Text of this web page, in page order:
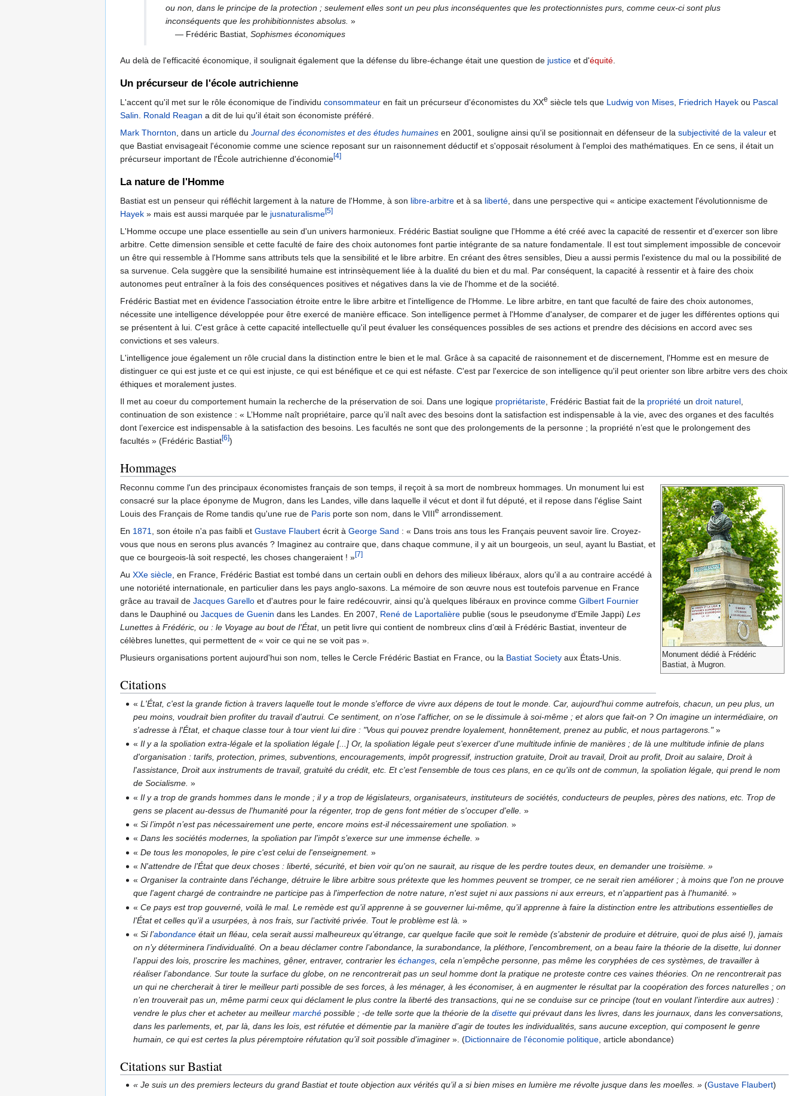
ou non, dans le principe de la protection ; seulement elles sont un peu plus inconséquentes que les protectionnistes purs, comme ceux-ci sont plus
inconséquents que les prohibitionnistes absolus. »
— Frédéric Bastiat, Sophismes économiques
Au delà de l'efficacité économique, il soulignait également que la défense du libre-échange était une question de justice et d'équité
Un précurseur de l'école autrichienne
L'accent qu'il met sur le rôle économique de l'individu consommateur en fait un précurseur d'économistes du XXe siècle tels que Ludwig von Mises Friedrich Hayek ou Pascal
Salin
Ronald Reagan a dit de lui qu'il était son économiste préféré.
Mark Thornton , dans un article du Journal des économistes et des études humaines en 2001, souligne ainsi qu'il se positionnait en défenseur de la subjectivité de la valeur et
que Bastiat envisageait l'économie comme une science reposant sur un raisonnement déductif et s'opposait résolument à l'emploi des mathématiques. En ce sens, il était un
précurseur important de l'École autrichienne d'économie[4]
La nature de l'Homme
Bastiat est un penseur qui réfléchit largement à la nature de l'Homme, à son libre-arbitre et à sa liberté, dans une perspective qui « anticipe exactement l'évolutionnisme de
Hayek » mais est aussi marquée par le jusnaturalisme[5]
L'Homme occupe une place essentielle au sein d'un univers harmonieux. Frédéric Bastiat souligne que l'Homme a été créé avec la capacité de ressentir et d'exercer son libre
arbitre. Cette dimension sensible et cette faculté de faire des choix autonomes font partie intégrante de sa nature fondamentale. Il est tout simplement impossible de concevoir
un être qui ressemble à l'Homme sans attributs tels que la sensibilité et le libre arbitre. En créant des êtres sensibles, Dieu a aussi permis l'existence du mal ou la possibilité de
sa survenue. Cela suggère que la sensibilité humaine est intrinsèquement liée à la dualité du bien et du mal. Par conséquent, la capacité à ressentir et à faire des choix
autonomes peut entraîner à la fois des conséquences positives et négatives dans la vie de l'homme et de la société.
Frédéric Bastiat met en évidence l'association étroite entre le libre arbitre et l'intelligence de l'Homme. Le libre arbitre, en tant que faculté de faire des choix autonomes,
nécessite une intelligence développée pour être exercé de manière efficace. Son intelligence permet à l'Homme d'analyser, de comparer et de juger les différentes options qui
se présentent à lui. C'est grâce à cette capacité intellectuelle qu'il peut évaluer les conséquences possibles de ses actions et prendre des décisions en accord avec ses
convictions et ses valeurs.
L'intelligence joue également un rôle crucial dans la distinction entre le bien et le mal. Grâce à sa capacité de raisonnement et de discernement, l'Homme est en mesure de
distinguer ce qui est juste et ce qui est injuste, ce qui est bénéfique et ce qui est néfaste. C'est par l'exercice de son intelligence qu'il peut orienter son libre arbitre vers des choix
éthiques et moralement justes.
Il met au coeur du comportement humain la recherche de la préservation de soi. Dans une logique propriétariste, Frédéric Bastiat fait de la propriété un droit naturel,
continuation de son existence : « L’Homme naît propriétaire, parce qu’il naît avec des besoins dont la satisfaction est indispensable à la vie, avec des organes et des facultés
dont l’exercice est indispensable à la satisfaction des besoins. Les facultés ne sont que des prolongements de la personne ; la propriété n’est que le prolongement des
facultés » (Frédéric Bastiat[6])
Hommages
Monument dédié à Frédéric
Bastiat, à Mugron.
Reconnu comme l'un des principaux économistes français de son temps, il reçoit à sa mort de nombreux hommages. Un monument lui est
consacré sur la place éponyme de Mugron, dans les Landes, ville dans laquelle il vécut et dont il fut député, et il repose dans l'église Saint
Louis des Français de Rome tandis qu'une rue de Paris porte son nom, dans le VIIIe arrondissement.
En 1871, son étoile n'a pas faibli et Gustave Flaubert écrit à George Sand : « Dans trois ans tous les Français peuvent savoir lire. Croyez-
vous que nous en serons plus avancés ? Imaginez au contraire que, dans chaque commune, il y ait un bourgeois, un seul, ayant lu Bastiat, et
que ce bourgeois-là soit respecté, les choses changeraient ! »[7]
Au XXe siècle, en France, Frédéric Bastiat est tombé dans un certain oubli en dehors des milieux libéraux, alors qu'il a au contraire accédé à
une notoriété internationale, en particulier dans les pays anglo-saxons. La mémoire de son œuvre nous est toutefois parvenue en France
grâce au travail de Jacques Garello et d'autres pour le faire redécouvrir, ainsi qu'à quelques libéraux en province comme Gilbert Fournier
dans le Dauphiné ou Jacques de Guenin dans les Landes. En 2007, René de Laportalière publie (sous le pseudonyme d'Emile Jappi) Les
Lunettes à Frédéric, ou : le Voyage au bout de l’État, un petit livre qui contient de nombreux clins d’œil à Frédéric Bastiat, inventeur de
célèbres lunettes, qui permettent de « voir ce qui ne se voit pas ».
Plusieurs organisations portent aujourd'hui son nom, telles le Cercle Frédéric Bastiat en France, ou la Bastiat Society aux États-Unis.
Citations
«L'État, c'est la grande fiction à travers laquelle tout le monde s'efforce de vivre aux dépens de tout le monde. Car, aujourd'hui comme autrefois, chacun, un peu plus, un
peu moins, voudrait bien profiter du travail d'autrui. Ce sentiment, on n'ose l'afficher, on se le dissimule à soi-même ; et alors que fait-on ? On imagine un intermédiaire, on
s'adresse à l'État, et chaque classe tour à tour vient lui dire : "Vous qui pouvez prendre loyalement, honnêtement, prenez au public, et nous partagerons."»
«Il y a la spoliation extra-légale et la spoliation légale [...] Or, la spoliation légale peut s'exercer d'une multitude infinie de manières ; de là une multitude infinie de plans
d'organisation : tarifs, protection, primes, subventions, encouragements, impôt progressif, instruction gratuite, Droit au travail, Droit au profit, Droit au salaire, Droit à
l'assistance, Droit aux instruments de travail, gratuité du crédit, etc. Et c'est l'ensemble de tous ces plans, en ce qu'ils ont de commun, la spoliation légale, qui prend le nom
de Socialisme. »
«Il y a trop de grands hommes dans le monde ; il y a trop de législateurs, organisateurs, instituteurs de sociétés, conducteurs de peuples, pères des nations, etc. Trop de
gens se placent au-dessus de l'humanité pour la régenter, trop de gens font métier de s'occuper d'elle. »
«Si l’impôt n’est pas nécessairement une perte, encore moins est-il nécessairement une spoliation. »
«Dans les sociétés modernes, la spoliation par l’impôt s’exerce sur une immense échelle. »
«De tous les monopoles, le pire c'est celui de l'enseignement. »
«N'attendre de l’État que deux choses : liberté, sécurité, et bien voir qu'on ne saurait, au risque de les perdre toutes deux, en demander une troisième. »
«Organiser la contrainte dans l'échange, détruire le libre arbitre sous prétexte que les hommes peuvent se tromper, ce ne serait rien améliorer ; à moins que l'on ne prouve
que l'agent chargé de contraindre ne participe pas à l'imperfection de notre nature, n'est sujet ni aux passions ni aux erreurs, et n'appartient pas à l'humanité. »
«Ce pays est trop gouverné, voilà le mal. Le remède est qu’il apprenne à se gouverner lui-même, qu’il apprenne à faire la distinction entre les attributions essentielles de
l’État et celles qu’il a usurpées, à nos frais, sur l’activité privée. Tout le problème est là. »
«Si l’abondance était un fléau, cela serait aussi malheureux qu’étrange, car quelque facile que soit le remède (s’abstenir de produire et détruire, quoi de plus aisé !), jamais
on n’y déterminera l’individualité. On a beau déclamer contre l’abondance, la surabondance, la pléthore, l’encombrement, on a beau faire la théorie de la disette, lui donner
l’appui des lois, proscrire les machines, gêner, entraver, contrarier leséchanges, cela n’empêche personne, pas même les coryphées de ces systèmes, de travailler à
réaliser l’abondance. Sur toute la surface du globe, on ne rencontrerait pas un seul homme dont la pratique ne proteste contre ces vaines théories. On ne rencontrerait pas
un qui ne chercherait à tirer le meilleur parti possible de ses forces, à les ménager, à les économiser, à en augmenter le résultat par la coopération des forces naturelles ; on
n’en trouverait pas un, même parmi ceux qui déclament le plus contre la liberté des transactions, qui ne se conduise sur ce principe (tout en voulant l’interdire aux autres) :
vendre le plus cher et acheter au meilleurmarché possible ; -de telle sorte que la théorie de ladisette qui prévaut dans les livres, dans les journaux, dans les conversations,
dans les parlements, et, par là, dans les lois, est réfutée et démentie par la manière d’agir de toutes les individualités, sans aucune exception, qui composent le genre
humain, ce qui est certes la plus péremptoire réfutation qu’il soit possible d’imaginer ». (Dictionnaire de l'économie politique, article abondance)
Citations sur Bastiat
« Je suis un des premiers lecteurs du grand Bastiat et toute objection aux vérités qu’il a si bien mises en lumière me révolte jusque dans les moelles. » (Gustave Flaubert)